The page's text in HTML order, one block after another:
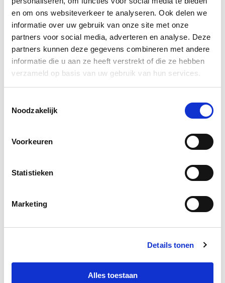
en om ons websiteverkeer te analyseren. Ook delen we
informatie over uw gebruik van onze site met onze
partners voor social media, adverteren en analyse. Deze
partners kunnen deze gegevens combineren met andere
informatie die u aan ze heeft verstrekt of die ze hebben
verzameld op basis van uw gebruik van hun services.
Noodzakelijk
Voorkeuren
Statistieken
Marketing
Details tonen
Alles toestaan
dat hele teams, waarin alle disciplines vertegenwoordigd
zijn, de training gezamenlijk volgen. Alleen dan werkt de
methodiek écht en kan iedereen vanuit dezelfde basis
aan de slag.”